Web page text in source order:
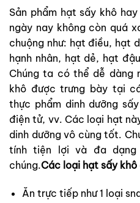
Sản phẩm hạt sấy khô
ngày nay không còn quá
chuộng như: hạt điều, hạt
hạnh nhân, hạt dẻ, hạt
Chúng ta có thể dễ dàng
khô được trưng bày tại
thực phẩm dinh dưỡng
điện tử, vv. Các loại hạt
dinh dưỡng vô cùng tốt.
tính tiện lợi và đa dạng
chúng.Các loại hạt sấy
Ăn trực tiếp như 1 loại